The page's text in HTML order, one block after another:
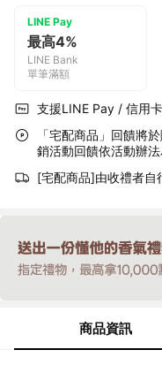
LINE Pay
最高4%
LINE Bank
單筆滿額
支援LINE Pay / 信用卡
「宅配商品」回饋將
銷活動回饋依活動辦
[宅配商品]由收禮者自
商品資訊